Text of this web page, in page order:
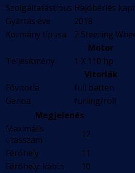
Szolgáltatástípus Hajóbérlés
Gyártás éve
2018
Kormány típusa
2 Steering
Motor
Teljesítmény
1 X 110 hp
Vitorlák
Fővitorla
full batten
Genoa
furling/roll
Megjelenés
Maximális
utasszám
12
Férőhely
11
Férőhely: kabin
10